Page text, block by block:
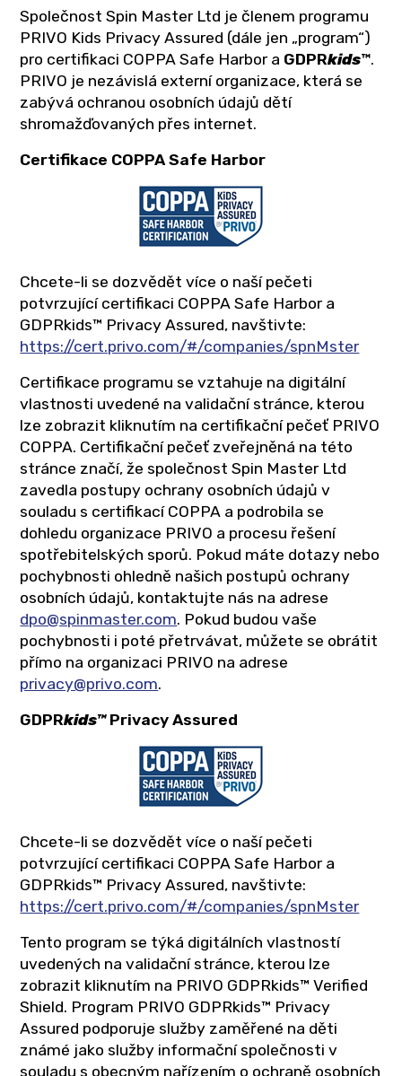
Společnost Spin Master Ltd je členem programu
PRIVO Kids Privacy Assured (dále jen „program“)
pro certifikaci COPPA Safe Harbor a GDPRkids™.
PRIVO je nezávislá externí organizace, která se
zabývá ochranou osobních údajů dětí
shromažďovaných přes internet.
Certifikace COPPA Safe Harbor
Chcete-li se dozvědět více o naší pečeti
potvrzující certifikaci COPPA Safe Harbor a
GDPRkids™ Privacy Assured, navštivte:
https://cert.privo.com/#/companies/spnMster
Certifikace programu se vztahuje na digitální
vlastnosti uvedené na validační stránce, kterou
lze zobrazit kliknutím na certifikační pečeť PRIVO
COPPA. Certifikační pečeť zveřejněná na této
stránce značí, že společnost Spin Master Ltd
zavedla postupy ochrany osobních údajů v
souladu s certifikací COPPA a podrobila se
dohledu organizace PRIVO a procesu řešení
spotřebitelských sporů. Pokud máte dotazy nebo
pochybnosti ohledně našich postupů ochrany
osobních údajů, kontaktujte nás na adrese
dpo@spinmaster.com. Pokud budou vaše
pochybnosti i poté přetrvávat, můžete se obrátit
přímo na organizaci PRIVO na adrese
privacy@privo.com.
GDPRkids™ Privacy Assured
Chcete-li se dozvědět více o naší pečeti
potvrzující certifikaci COPPA Safe Harbor a
GDPRkids™ Privacy Assured, navštivte:
https://cert.privo.com/#/companies/spnMster
Tento program se týká digitálních vlastností
uvedených na validační stránce, kterou lze
zobrazit kliknutím na PRIVO GDPRkids™ Verified
Shield. Program PRIVO GDPRkids™ Privacy
Assured podporuje služby zaměřené na děti
známé jako služby informační společnosti v
souladu s obecným nařízením o ochraně osobních